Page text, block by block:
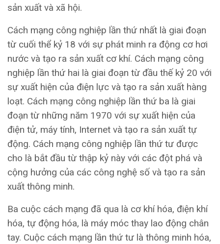
sản xuất và xã hội.
Cách mạng công nghiệp lần thứ nhất là giai đoạn
từ cuối thể kỷ 18 với sự phát minh ra động cơ hơi
nước và tạo ra sản xuất cơ khí. Cách mạng công
nghiệp lần thứ hai là giai đoạn từ đầu thế kỷ 20 với
sự xuất hiện của điện lực và tạo ra sản xuất hàng
loạt. Cách mạng công nghiệp lần thứ ba là giai
đoạn từ những năm 1970 với sự xuất hiện của
điện tử, máy tính, Internet và tạo ra sản xuất tự
động. Cách mạng công nghiệp lần thứ tư được
cho là bắt đầu từ thập kỷ này với các đột phá và
cộng hưởng của các công nghệ số và tạo ra sản
xuất thông minh.
Ba cuộc cách mạng đã qua là cơ khí hóa, điện khí
hóa, tự động hóa, là máy móc thay lao động chân
tay. Cuộc cách mạng lần thứ tư là thông minh hóa,